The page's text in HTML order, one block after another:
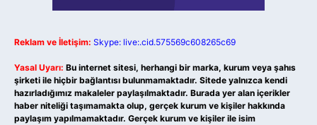
Reklam ve İletişim: Skype: live:.cid.575569c608265c69
Yasal Uyarı: Bu internet sitesi, herhangi bir marka, kurum veya şahıs
şirketi ile hiçbir bağlantısı bulunmamaktadır. Sitede yalnızca kendi
hazırladığımız makaleler paylaşılmaktadır. Burada yer alan içerikler
haber niteliği taşımamakta olup, gerçek kurum ve kişiler hakkında
paylaşım yapılmamaktadır. Gerçek kurum ve kişiler ile isim